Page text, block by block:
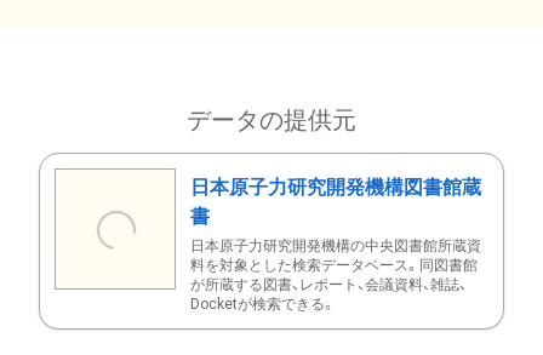
データの提供元
日本原子力研究開発機構図書館蔵
書
日本原子力研究開発機構の中央図書館所蔵資
料を対象とした検索データベース。同図書館
が所蔵する図書、レポート、会議資料、雑誌、
Docketが検索できる。